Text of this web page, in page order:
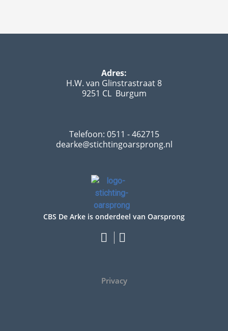
Adres:
H.W. van Glinstrastraat 8
9251 CL Burgum
Telefoon: 0511 - 462715
dearke@stichtingoarsprong.nl
CBS De Arke is onderdeel van Oarsprong
Privacy